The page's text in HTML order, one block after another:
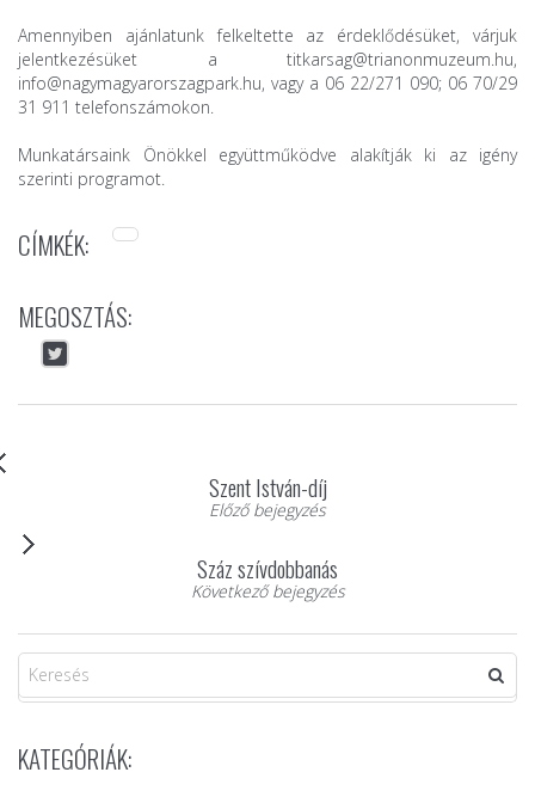
Amennyiben ajánlatunk felkeltette az érdeklődésüket, várjuk
jelentkezésüket a titkarsag@trianonmuzeum.hu,
info@nagymagyarorszagpark.hu, vagy a 06 22/271 090; 06 70/29
31 911 telefonszámokon.
Munkatársaink Önökkel együttműködve alakítják ki az igény
szerinti programot.
CÍMKÉK:
MEGOSZTÁS:
Szent István-díj
Előző bejegyzés
Száz szívdobbanás
Következő bejegyzés
KATEGÓRIÁK: